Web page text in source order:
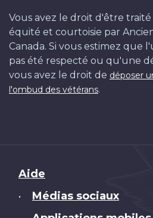
Vous avez le droit d'être
équité et courtoisie par
Canada. Si vous estimez que
pas été respecté ou qu'une
vous avez le droit de déposer
l'ombud des vétérans.
Brand
Aide
• Médias sociaux